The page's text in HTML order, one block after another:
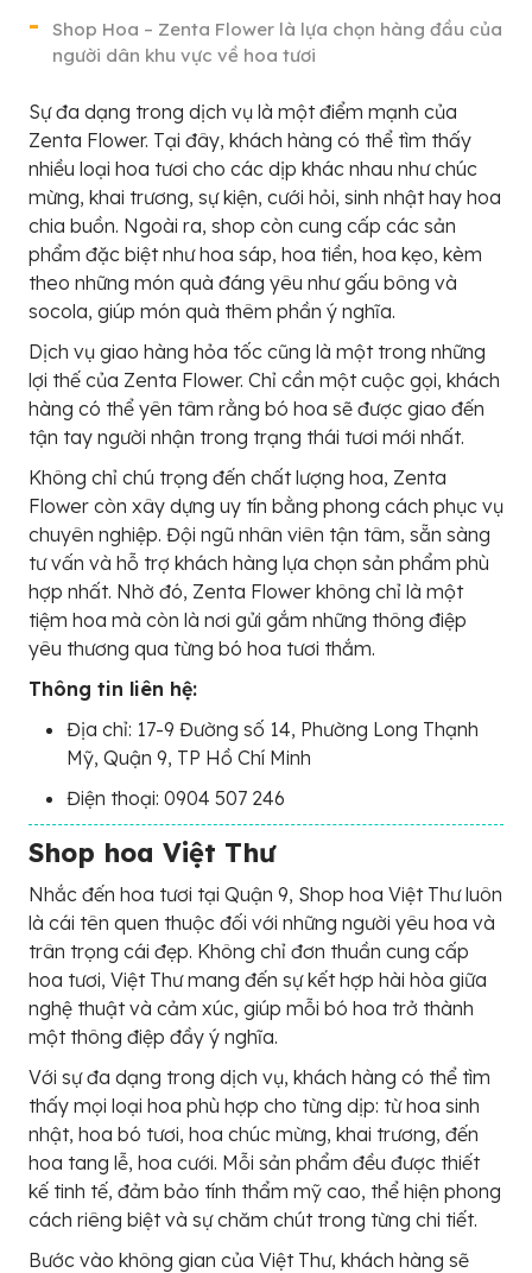
Shop Hoa – Zenta Flower là lựa chọn hàng đầu của
người dân khu vực về hoa tươi
Sự đa dạng trong dịch vụ là một điểm mạnh của
Zenta Flower. Tại đây, khách hàng có thể tìm thấy
nhiều loại hoa tươi cho các dịp khác nhau như chúc
mừng, khai trương, sự kiện, cưới hỏi, sinh nhật hay hoa
chia buồn. Ngoài ra, shop còn cung cấp các sản
phẩm đặc biệt như hoa sáp, hoa tiền, hoa kẹo, kèm
theo những món quà đáng yêu như gấu bông và
socola, giúp món quà thêm phần ý nghĩa.
Dịch vụ giao hàng hỏa tốc cũng là một trong những
lợi thế của Zenta Flower. Chỉ cần một cuộc gọi, khách
hàng có thể yên tâm rằng bó hoa sẽ được giao đến
tận tay người nhận trong trạng thái tươi mới nhất.
Không chỉ chú trọng đến chất lượng hoa, Zenta
Flower còn xây dựng uy tín bằng phong cách phục vụ
chuyên nghiệp. Đội ngũ nhân viên tận tâm, sẵn sàng
tư vấn và hỗ trợ khách hàng lựa chọn sản phẩm phù
hợp nhất. Nhờ đó, Zenta Flower không chỉ là một
tiệm hoa mà còn là nơi gửi gắm những thông điệp
yêu thương qua từng bó hoa tươi thắm.
Thông tin liên hệ:
Địa chỉ: 17-9 Đường số 14, Phường Long Thạnh
Mỹ, Quận 9, TP Hồ Chí Minh
Điện thoại: 0904 507 246
Shop hoa Việt Thư
Nhắc đến hoa tươi tại Quận 9, Shop hoa Việt Thư luôn
là cái tên quen thuộc đối với những người yêu hoa và
trân trọng cái đẹp. Không chỉ đơn thuần cung cấp
hoa tươi, Việt Thư mang đến sự kết hợp hài hòa giữa
nghệ thuật và cảm xúc, giúp mỗi bó hoa trở thành
một thông điệp đầy ý nghĩa.
Với sự đa dạng trong dịch vụ, khách hàng có thể tìm
thấy mọi loại hoa phù hợp cho từng dịp: từ hoa sinh
nhật, hoa bó tươi, hoa chúc mừng, khai trương, đến
hoa tang lễ, hoa cưới. Mỗi sản phẩm đều được thiết
kế tinh tế, đảm bảo tính thẩm mỹ cao, thể hiện phong
cách riêng biệt và sự chăm chút trong từng chi tiết.
Bước vào không gian của Việt Thư, khách hàng sẽ